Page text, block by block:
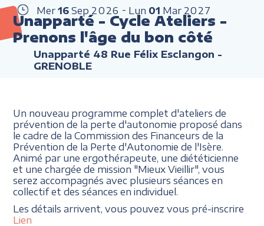
Mer 16 Sep 2026 Lun 01 Mar 2027
Unapparté - Cycle Ateliers -
Prenons l'âge du bon côté
Unapparté 48 Rue Félix Esclangon -
GRENOBLE
Un nouveau programme complet d'ateliers de
prévention de la perte d'autonomie proposé dans
le cadre de la Commission des Financeurs de la
Prévention de la Perte d'Autonomie de l'Isère.
Animé par une ergothérapeute, une diététicienne
et une chargée de mission "Mieux Vieillir", vous
serez accompagnés avec plusieurs séances en
collectif et des séances en individuel.
Les détails arrivent, vous pouvez vous pré-inscrire
Lien